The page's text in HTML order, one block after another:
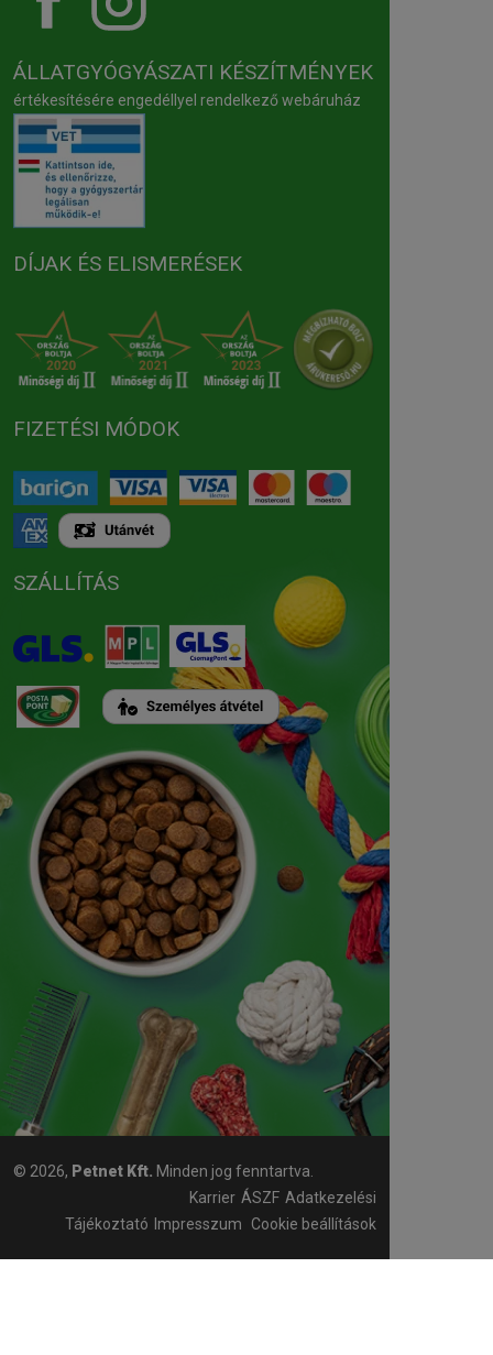
ÁLLATGYÓGYÁSZATI KÉSZÍTMÉNYEK
értékesítésére engedéllyel rendelkező webáruház
DÍJAK ÉS ELISMERÉSEK
FIZETÉSI MÓDOK
SZÁLLÍTÁS
© 2026, Petnet Kft. Minden jog fenntartva.
Karrier ÁSZF Adatkezelési
Tájékoztató
Impresszum Cookie beállítások